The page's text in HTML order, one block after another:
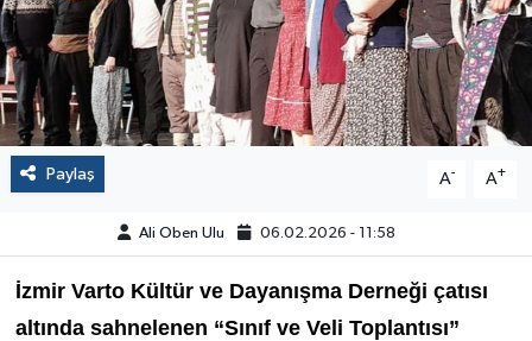
Paylaş A- A+
Ali Oben Ulu 06.02.2026 - 11:58
İzmir Varto Kültür ve Dayanışma Derneği çatısı
altında sahnelenen “Sınıf ve Veli Toplantısı”
Haber Arşivi